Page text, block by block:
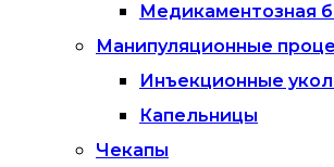
Медикаментозная
Манипуляционные
Инъекционные
Капельницы
Чекапы